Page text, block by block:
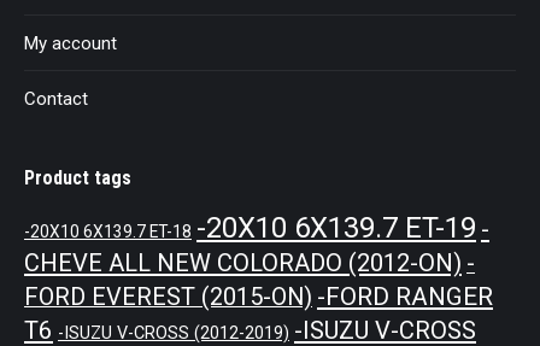
My account
Contact
Product tags
-20X10 6X139.7 ET-18 -20X10 6X139.7 ET-19 -
CHEVE ALL NEW COLORADO (2012-ON) -
FORD EVEREST (2015-ON) -FORD RANGER
T6 -ISUZU V-CROSS (2012-2019) -ISUZU V-CROSS